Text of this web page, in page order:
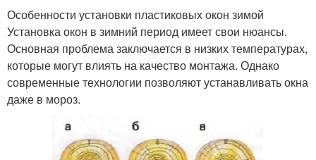
Особенности установки пластиковых окон зимой
Установка окон в зимний период имеет свои нюансы.
Основная проблема заключается в низких температурах,
которые могут влиять на качество монтажа. Однако
современные технологии позволяют устанавливать окна
даже в мороз.